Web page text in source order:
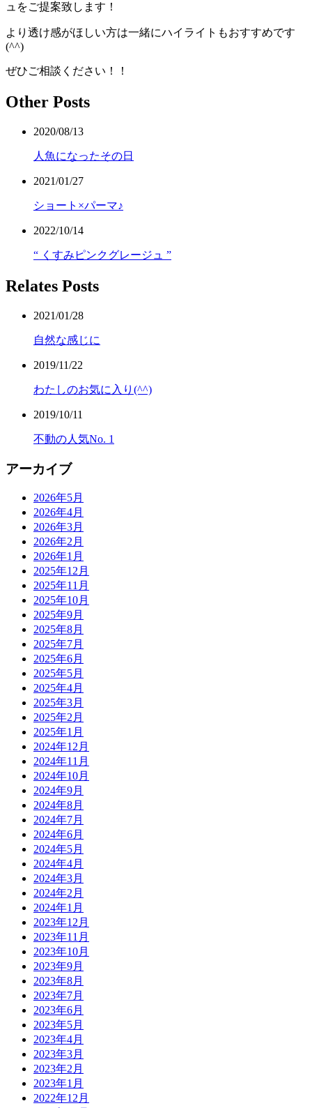
ュをご提案致します！
より透け感がほしい方は一緒にハイライトもおすすめです
(^^)
ぜひご相談ください！！
Other Posts
2020/08/13
人魚になったその日
2021/01/27
ショート×パーマ♪
2022/10/14
“ くすみピンクグレージュ ”
Relates Posts
2021/01/28
自然な感じに
2019/11/22
わたしのお気に入り(^^)
2019/10/11
不動の人気No. 1
アーカイブ
2026年5月
2026年4月
2026年3月
2026年2月
2026年1月
2025年12月
2025年11月
2025年10月
2025年9月
2025年8月
2025年7月
2025年6月
2025年5月
2025年4月
2025年3月
2025年2月
2025年1月
2024年12月
2024年11月
2024年10月
2024年9月
2024年8月
2024年7月
2024年6月
2024年5月
2024年4月
2024年3月
2024年2月
2024年1月
2023年12月
2023年11月
2023年10月
2023年9月
2023年8月
2023年7月
2023年6月
2023年5月
2023年4月
2023年3月
2023年2月
2023年1月
2022年12月